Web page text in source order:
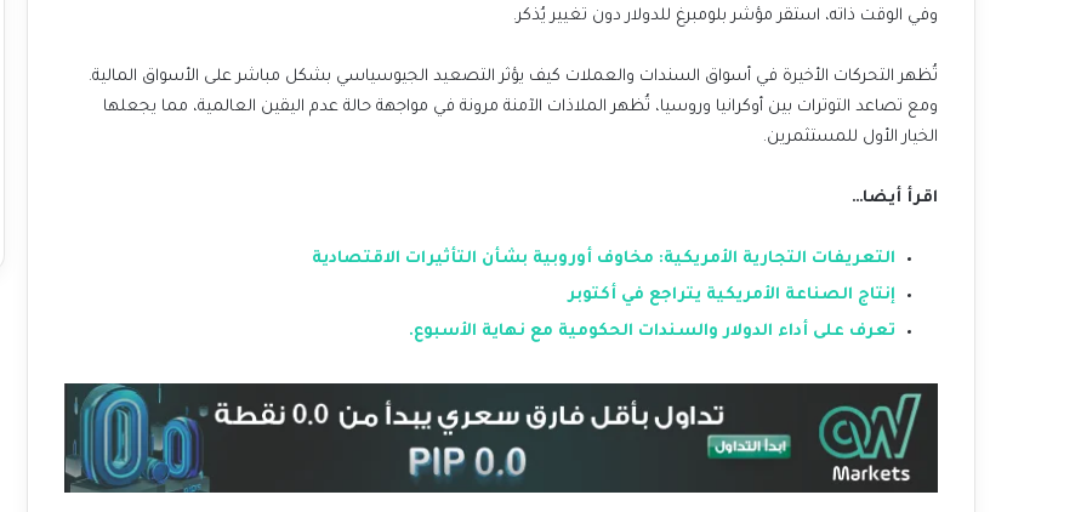
وفي الوقت ذاته، استقر مؤشر بلومبرغ للدولار دون تغيير يُذكر.
تُظهر التحركات الأخيرة في أسواق السندات والعملات كيف يؤثر التصعيد الجيوسياسي بشكل مباشر على الأسواق المالية.
ومع تصاعد التوترات بين أوكرانيا وروسيا، تُظهر الملاذات الآمنة مرونة في مواجهة حالة عدم اليقين العالمية، مما يجعلها
الخيار الأول للمستثمرين.
اقرأ أيضا…
التعريفات التجارية الأمريكية: مخاوف أوروبية بشأن التأثيرات الاقتصادية
إنتاج الصناعة الأمريكية يتراجع في أكتوبر
تعرف على أداء الدولار والسندات الحكومية مع نهاية الأسبوع.